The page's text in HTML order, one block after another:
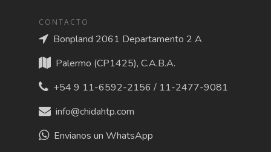
CONTACTO
Bonpland 2061 Departamento 2 A
Palermo (CP1425), C.A.B.A.
+54 9 11-6592-2156 / 11-2477-9081
info@chidahtp.com
Envianos un WhatsApp